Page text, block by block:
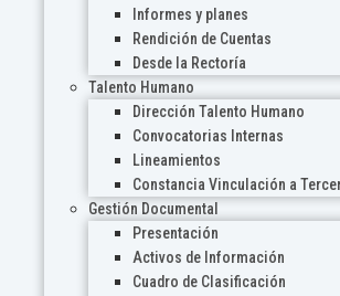
Informes y planes
Rendición de Cuentas
Desde la Rectoría
Talento Humano
Dirección Talento Humano
Convocatorias Internas
Lineamientos
Constancia Vinculación a
Gestión Documental
Presentación
Activos de Información
Cuadro de Clasificación